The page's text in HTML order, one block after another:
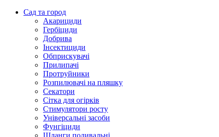
Сад та город
Акарициди
Гербіциди
Добрива
Інсектициди
Обприскувачі
Прилипачі
Протруйники
Розпилювачі на пляшку
Секатори
Сітка для огірків
Стимулятори росту
Універсальні засоби
Фунгіциди
Шланги поливальні